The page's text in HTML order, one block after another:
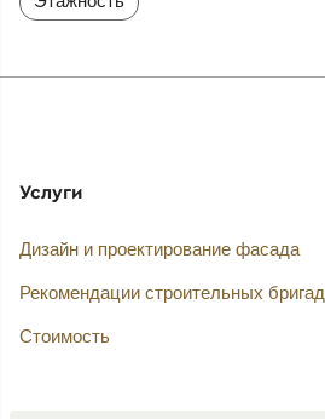
Услуги
Дизайн и проектирование фасада
Рекомендации строительных бригад
Стоимость